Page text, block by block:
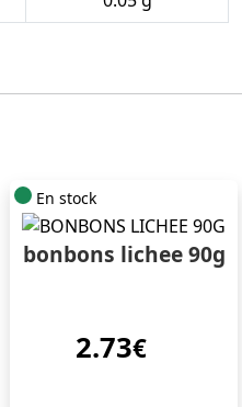
En stock
bonbons lichee 90g
2.73€